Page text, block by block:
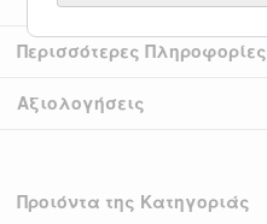
Περισσότερες Πληροφορίες
Αξιολογήσεις
Προιόντα της Κατηγοριάς